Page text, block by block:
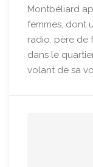
Montbéliard
femmes, dont
radio, père de
dans le
volant de sa